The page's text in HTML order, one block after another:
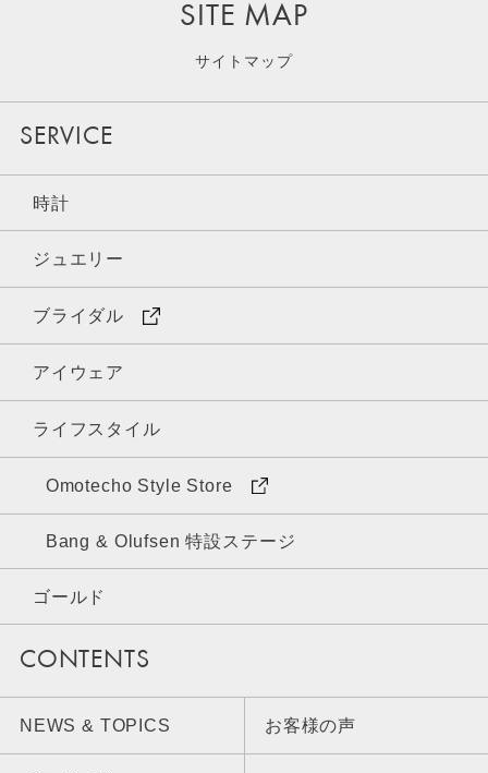
SITE MAP
サイトマップ
SERVICE
時計
ジュエリー
ブライダル
アイウェア
ライフスタイル
Omotecho Style Store
Bang & Olufsen 特設ステージ
ゴールド
CONTENTS
NEWS & TOPICS お客様の声